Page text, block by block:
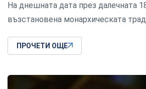
На днешната дата през далечната
възстановена монархическата
ПРОЧЕТИ ОЩЕ